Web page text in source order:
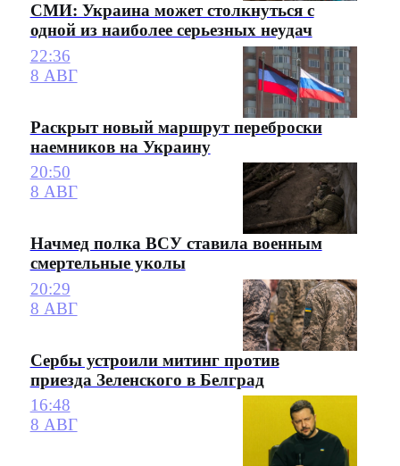
СМИ: Украина может столкнуться с
одной из наиболее серьезных неудач
22:36
8 АВГ
Раскрыт новый маршрут переброски
наемников на Украину
20:50
8 АВГ
Начмед полка ВСУ ставила военным
смертельные уколы
20:29
8 АВГ
Сербы устроили митинг против
приезда Зеленского в Белград
16:48
8 АВГ